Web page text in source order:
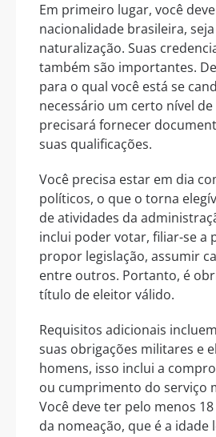
Em primeiro lugar, você
nacionalidade brasileira,
naturalização. Suas
também são importantes.
para o qual você está se
necessário um certo nível
precisará fornecer
suas qualificações.
Você precisa estar em dia
políticos, o que o torna
de atividades da
inclui poder votar, filiar-se a
propor legislação, assumir
entre outros. Portanto, é
título de eleitor válido.
Requisitos adicionais
suas obrigações militares e
homens, isso inclui a
ou cumprimento do serviço
Você deve ter pelo menos
da nomeação, que é a idade